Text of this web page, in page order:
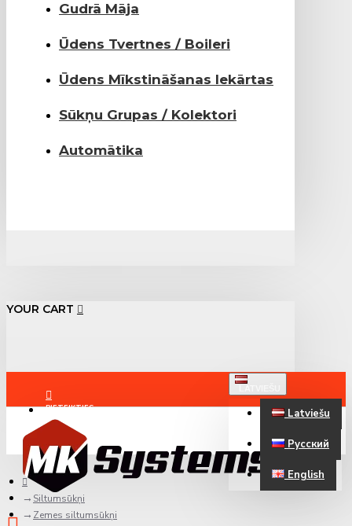
Gudrā Māja
Ūdens Tvertnes / Boileri
Ūdens Mīkstināšanas Iekārtas
Sūkņu Grupas / Kolektori
Automātika
YOUR CART
PIETEIKTIES
REĢISTRĒTIES
Latviešu
Русский
English
Siltumsūkņi
Zemes siltumsūkņi